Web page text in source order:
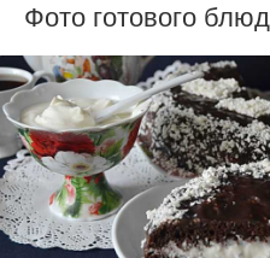
Фото готового